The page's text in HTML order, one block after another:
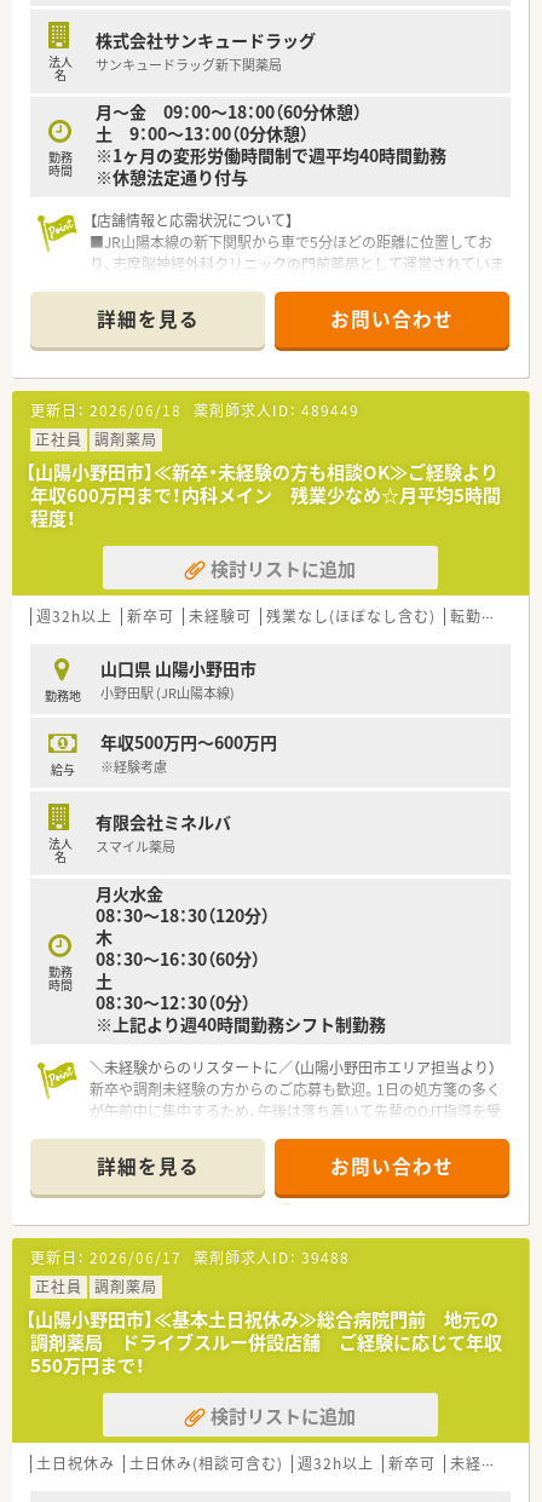
法人
名
株式会社サンキュードラッグ
サンキュードラッグ新下関薬局
勤務
時間
月～金 09：00～18：00（60分休憩）
土 9：00～13：00（0分休憩）
※1ヶ月の変形労働時間制で週平均40時間勤務
※休憩法定通り付与
【店舗情報と応需状況について】
■JR山陽本線の新下関駅から車で5分ほどの距離に位置してお
り、志摩脳神経外科クリニックの門前薬局として運営されていま
■主な応需科目は脳神経外科をメインとしており、1日あたりの
処方箋枚数は約40枚から50枚と適正な業務量で推移しておりま
す。
■現在は20代の男性薬剤師が1名体制で勤務しておりますが、サ
ービス向上と体制強化を目指して新しい仲間を急募しておりま
す。
【法人特徴について】
■北九州市を中心にドラッグストア併設店や調剤単体店を約60
店舗以上展開し、地域一番のかかりつけネットワークを構築して
■全店舗で電子薬歴や監査レンジ、必要に応じて一包化監査シス
テム等を導入し、最新の機械化によって調剤過誤を防止していま
す。
■生活圏すべてをカバーするために1kmごとの出店を推進して
す。
【求人情報について】
で、ご経験や前職の給与を最大限に考慮して個別に設定します。
■住宅手当は一律1万円に加え、世帯主であれば最大3万円の補
務の嘱託社員など、希望に合わせた多様な雇用形態での相談が可
能です。
詳細を見る お問い合わせ
更新日： 2026/06/18 薬剤師求人ID： 489449
正社員
調剤薬局
【山陽小野田市】≪新卒・未経験の方も相談OK≫ご経験より
年収600万円まで！内科メイン 残業少なめ☆月平均5時間
程度！
検討リストに追加
週32h以上 新卒可 未経験可 残業なし(ほぼなし含む) 転勤なし
勤務地
山口県 山陽小野田市
小野田駅 (JR山陽本線)
給与
年収500万円～600万円
※経験考慮
法人
名
有限会社ミネルバ
スマイル薬局
勤務
時間
月火水金
08：30～18：30（120分）
木
08：30～16：30（60分）
土
08：30～12：30（0分）
※上記より週40時間勤務シフト制勤務
＼未経験からのリスタートに／（山陽小野田市エリア担当より）
新卒や調剤未経験の方からのご応募も歓迎。1日の処方箋の多く
が午前中に集中するため、午後は落ち着いて先輩のOJT指導を受
＊------------------------------------------＊
【店舗情報と応需状況について】
■小野田駅より車で7分ほどの場所に位置しており、無料駐車場
完備のため毎日のマイカー通勤が非常に快適です。
■近隣の西村内科医院より内科や消化器科の処方箋をメインに、
1日平均40枚ほどを安定して応需しています。
■1日の処方箋の7割から8割が午前中に集中するため、午後は比
較的ゆとりを持って業務に取り組める環境です。
【募集背景と求める人物像について】
■正社員の退職に伴う欠員補充、および将来の世代交代を見据え
た組織体制強化のための大変貴重な急募案件です。
■自動分包機などの機械化が進んでいるため、新しいシステムに
柔軟に対応できる若い世代の方を求めています。
■外来業務から在宅医療まで前向きに挑戦でき、周囲のスタッフ
詳細を見る お問い合わせ
更新日： 2026/06/17 薬剤師求人ID： 39488
正社員
調剤薬局
【山陽小野田市】≪基本土日祝休み≫総合病院門前 地元の
調剤薬局 ドライブスルー併設店舗 ご経験に応じて年収
550万円まで！
検討リストに追加
土日祝休み 土日休み(相談可含む) 週32h以上 新卒可 未経験可